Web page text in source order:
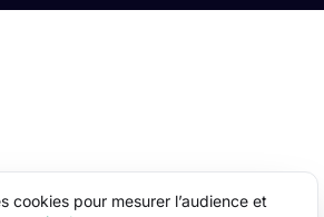
cookies pour mesurer l’audience et